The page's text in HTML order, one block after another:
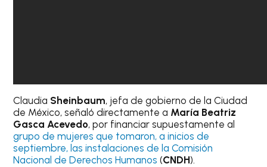
Claudia Sheinbaum, jefa de gobierno de la Ciudad
de México, señaló directamente a María Beatriz
Gasca Acevedo, por financiar supuestamente al
grupo de mujeres que tomaron, a inicios de
septiembre, las instalaciones de la Comisión
Nacional de Derechos Humanos (CNDH).